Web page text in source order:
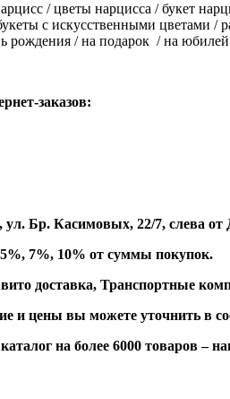
/ цветы нарцисса / букет
с искусственными цветами /
рождения / на подарок /на юбилей
заказов:
ул. Бр. Касимовых, 22/7, слева
7%, 10% от суммы покупок.
доставка, Транспортные
и цены вы можете уточнить в
на более 6000 товаров –